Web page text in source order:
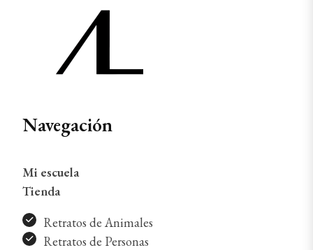
Navegación
Mi escuela
Tienda
Retratos de Animales
Retratos de Personas